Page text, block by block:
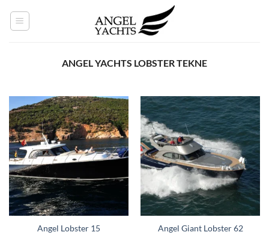
ANGEL YACHTS LOBSTER TEKNE
Angel Lobster 15 Angel Giant Lobster 62